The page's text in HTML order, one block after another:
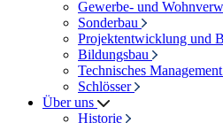
Gewerbe- und
Sonderbau
Projektentwicklung und
Bildungsbau
Technisches Management
Schlösser
Über uns
Historie